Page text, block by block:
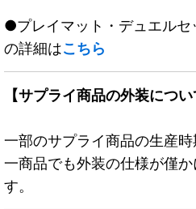
●プレイマット・デュエルセ
の詳細はこちら
【サプライ商品の外装につい
一部のサプライ商品の生産
一商品でも外装の仕様が僅
す。